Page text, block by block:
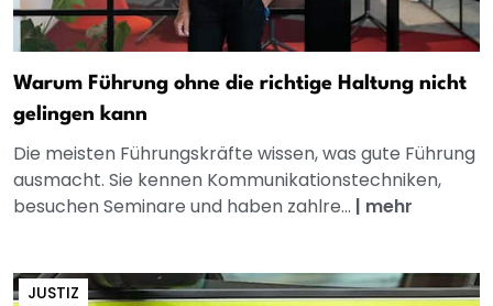
Warum Führung ohne die richtige Haltung nicht
gelingen kann
Die meisten Führungskräfte wissen, was gute Führung
ausmacht. Sie kennen Kommunikationstechniken,
besuchen Seminare und haben zahlre... | mehr
JUSTIZ